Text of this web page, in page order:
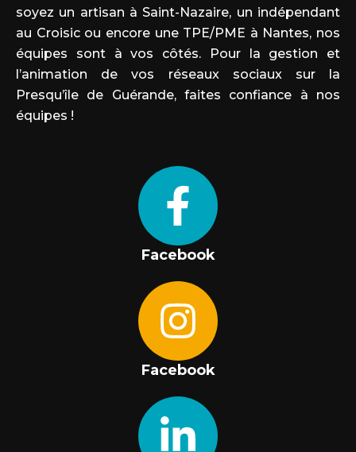
soyez un artisan à Saint-Nazaire, un indépendant
au Croisic ou encore une TPE/PME à Nantes, nos
équipes sont à vos côtés. Pour la gestion et
l’animation de vos réseaux sociaux sur la
Presqu’île de Guérande, faites confiance à nos
équipes !
Facebook
Facebook